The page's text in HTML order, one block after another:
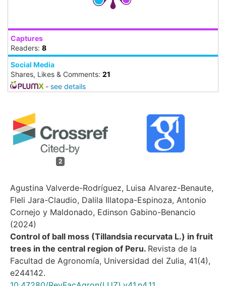
Captures
Readers: 8
Social Media
Shares, Likes & Comments: 21
- see details
2
Agustina Valverde-Rodríguez, Luisa Alvarez-Benaute,
Fleli Jara-Claudio, Dalila Illatopa-Espinoza, Antonio
Cornejo y Maldonado, Edinson Gabino-Benancio
(2024)
Control of ball moss (Tillandsia recurvata L.) in fruit
trees in the central region of Peru. Revista de la
Facultad de Agronomía, Universidad del Zulia, 41(4),
e244142.